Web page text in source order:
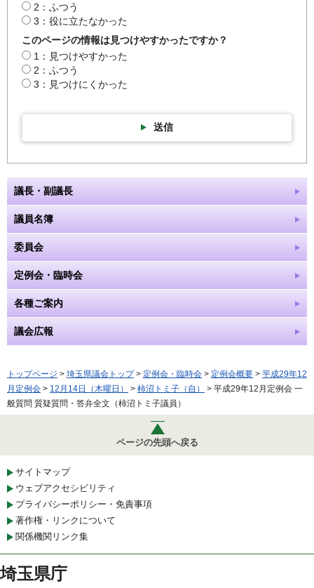
2：ふつう
3：役に立たなかった
このページの情報は見つけやすかったですか？
1：見つけやすかった
2：ふつう
3：見つけにくかった
送信
議長・副議長
議員名簿
委員会
定例会・臨時会
各種ご案内
議会広報
トップページ > 埼玉県議会トップ> 定例会・臨時会 > 定例会概要 > 平成29年12
月定例会 > 12月14日（木曜日） > 柿沼トミ子（自）
> 平成29年12月定例会 一
般質問 質疑質問・答弁全文（柿沼トミ子議員）
ページの先頭へ戻る
サイトマップ
ウェブアクセシビリティ
プライバシーポリシー・免責事項
著作権・リンクについて
関係機関リンク集
埼玉県庁